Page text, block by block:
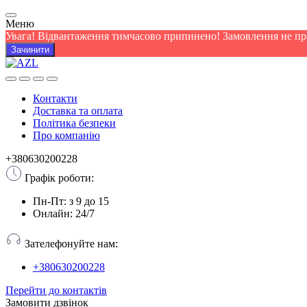
Меню
Увага! Відвантаження тимчасово припинено! Замовлення не
Зачинити
Контакти
Доставка та оплата
Політика безпеки
Про компанію
+380630200228
Графік роботи:
Пн-Пт: з 9 до 15
Онлайн: 24/7
Зателефонуйте нам:
+380630200228
Перейти до контактів
Замовити дзвінок